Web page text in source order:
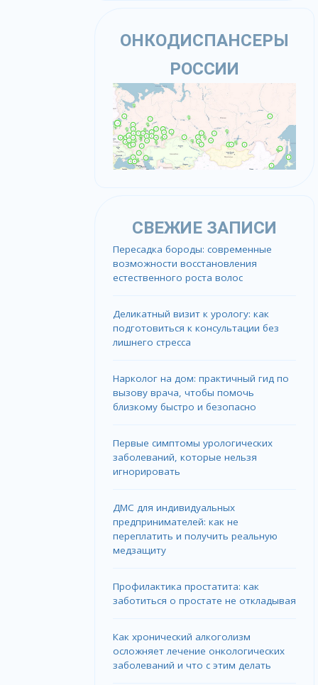
ОНКОДИСПАНСЕРЫ
РОССИИ
СВЕЖИЕ ЗАПИСИ
Пересадка бороды: современные
возможности восстановления
естественного роста волос
Деликатный визит к урологу: как
подготовиться к консультации без
лишнего стресса
Нарколог на дом: практичный гид по
вызову врача, чтобы помочь
близкому быстро и безопасно
Первые симптомы урологических
заболеваний, которые нельзя
игнорировать
ДМС для индивидуальных
предпринимателей: как не
переплатить и получить реальную
медзащиту
Профилактика простатита: как
заботиться о простате не откладывая
Как хронический алкоголизм
осложняет лечение онкологических
заболеваний и что с этим делать